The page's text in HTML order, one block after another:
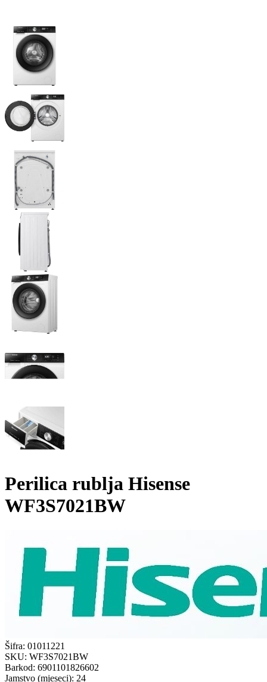
Perilica rublja Hisense
WF3S7021BW
Šifra: 01011221
SKU: WF3S7021BW
Barkod: 6901101826602
Jamstvo (mjeseci): 24